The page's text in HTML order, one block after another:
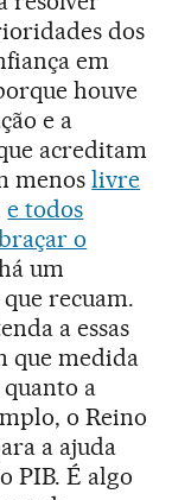
dos
em
houve
e a
acreditam
menoslivre
e todos
o
um
recuam.
a essas
que medida
quanto a
o Reino
a ajuda
PIB. É algo